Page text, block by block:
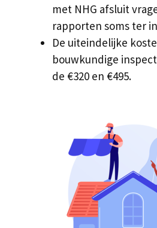
met NHG afsluit
rapporten soms ter
De uiteindelijke
bouwkundige
de €320 en €495.